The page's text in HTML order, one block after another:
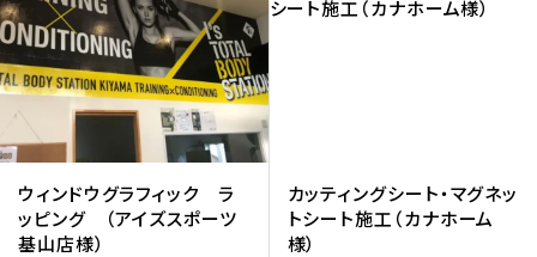
ウィンドウグラフィック ラ
ッピング （アイズスポーツ
基山店様）
カッティングシート・マグネッ
トシート施工（カナホーム
様）